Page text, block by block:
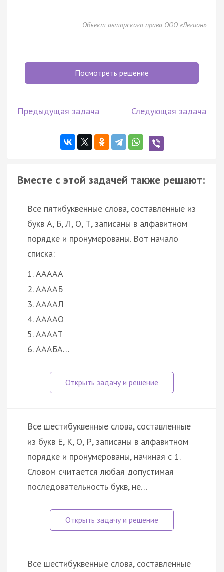
Объект авторского права ООО «Легион»
Посмотреть решение
Предыдущая задача Следующая задача
Вместе с этой задачей также решают:
Все пятибуквенные слова, составленные из
букв А, Б, Л, О, Т, записаны в алфавитном
порядке и пронумерованы. Вот начало
списка:
1. ААААА
2. ААААБ
3. ААААЛ
4. ААААО
5. ААААТ
6. АААБА…
Все шестибуквенные слова, составленные
из букв Е, К, О, Р, записаны в алфавитном
порядке и пронумерованы, начиная с 1.
Словом считается любая допустимая
последовательность букв, не…
Все шестибуквенные слова, составленные